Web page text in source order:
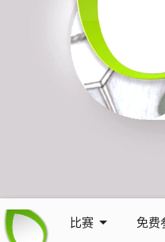
比赛 免费